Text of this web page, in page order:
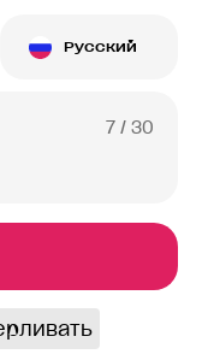
Русский
7 / 30